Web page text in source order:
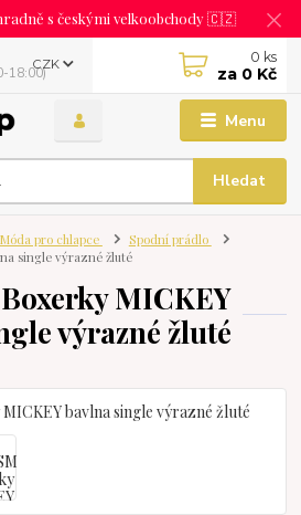
s českými velkoobchody 🇨🇿
Menu
CZK
Hledat
18:00)
0 ks
za 0 Kč
Móda pro chlapce
Spodní prádlo
single výrazné žluté
MICKEY
výrazné žluté